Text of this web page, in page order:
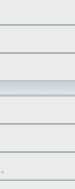
。